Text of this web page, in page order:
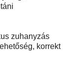
zuhanyzás
korrekt